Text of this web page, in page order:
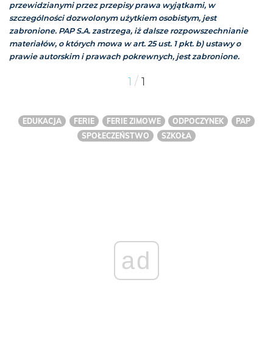
przewidzianymi przez przepisy prawa wyjątkami, w
szczególności dozwolonym użytkiem osobistym, jest
zabronione. PAP S.A. zastrzega, iż dalsze rozpowszechnianie
materiałów, o których mowa w art. 25 ust. 1 pkt. b) ustawy o
prawie autorskim i prawach pokrewnych, jest zabronione.
1 / 1
EDUKACJA FERIE FERIE ZIMOWE ODPOCZYNEK
PAP
SPOŁECZEŃSTWO
SZKOŁA
ad